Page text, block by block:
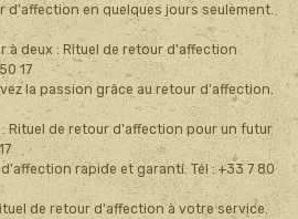
d'affection en quelques jours seulement.
à deux : Rituel de retour d'affection
17
la passion grâce au retour d'affection.
Rituel de retour d'affection pour un futur
rapide et garanti. Tél : +33 7 80
de retour d'affection à votre service.